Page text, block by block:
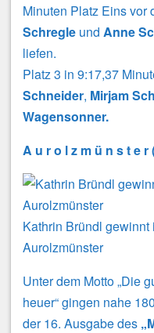
Minuten Platz Eins vor
Schregle und Anne
liefen.
Platz 3 in 9:17,37
Schneider, Mirjam
Wagensonner.
A u r o l z m ü n s t e r
Kathrin Bründl
Aurolzmünster
Unter dem Motto „Die
heuer“ gingen nahe
der 16. Ausgabe des